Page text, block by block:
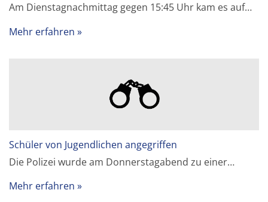
Am Dienstagnachmittag gegen 15:45 Uhr kam es auf…
Mehr erfahren
Schüler von Jugendlichen angegriffen
Die Polizei wurde am Donnerstagabend zu einer…
Mehr erfahren